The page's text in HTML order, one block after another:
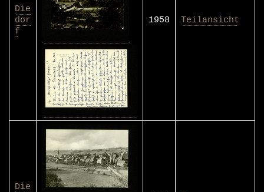
Die
dor
f
1958 Teilansicht
Die